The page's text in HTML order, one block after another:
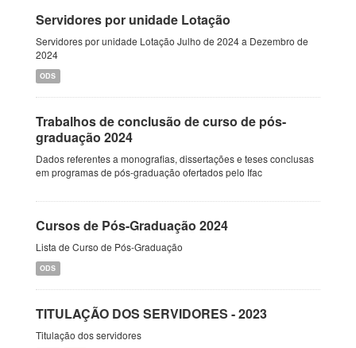
Servidores por unidade Lotação
Servidores por unidade Lotação Julho de 2024 a Dezembro de
2024
ODS
Trabalhos de conclusão de curso de pós-
graduação 2024
Dados referentes a monografias, dissertações e teses conclusas
em programas de pós-graduação ofertados pelo Ifac
Cursos de Pós-Graduação 2024
Lista de Curso de Pós-Graduação
ODS
TITULAÇÃO DOS SERVIDORES - 2023
Titulação dos servidores